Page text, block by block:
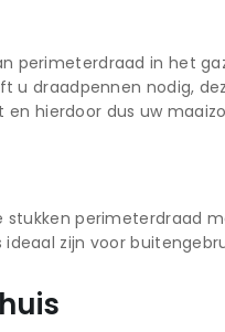
perimeterdraad in het
u draadpennen nodig,
hierdoor dus uw
perimeterdraad
zijn voor